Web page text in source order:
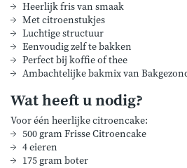
Heerlijk fris van smaak
Met citroenstukjes
Luchtige structuur
Eenvoudig zelf te bakken
Perfect bij koffie of thee
Ambachtelijke bakmix van
Wat heeft u nodig?
Voor één heerlijke citroencake:
500 gram Frisse Citroencake
4 eieren
175 gram boter